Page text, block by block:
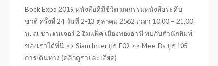
Book Expo 2019 หนังสือดีมีชีวิต มหกรรมหนังสือระดับ
ชาติ ครั้งที่ 24 วันที่ 2-13 ตุลาคม 2562 เวลา 10.00 – 21.00
น. ณ ชาเลนเจอร์ 2 อิมแพ็ค เมืองทองธานี พบกับสำนักพิมพ์
ของเราได้ที่นี่ >> Siam Inter บูธ F09 >> Mee-Ds บูธ I05
การเดินทาง (คลิกดูรายละเอียด)